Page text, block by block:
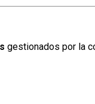
gestionados por la